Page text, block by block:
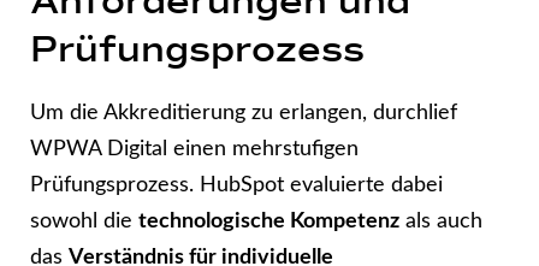
Prüfungsprozess
Um die Akkreditierung zu erlangen, durchlief
WPWA Digital einen mehrstufigen
Prüfungsprozess. HubSpot evaluierte dabei
sowohl die technologische Kompetenz als auch
das Verständnis für individuelle